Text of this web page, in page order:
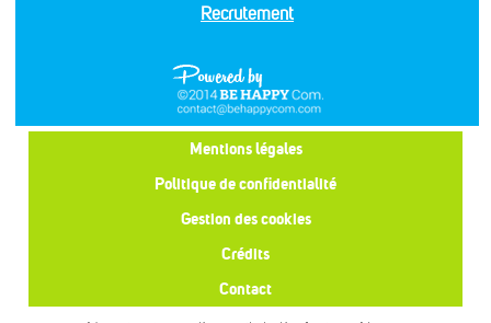
Recrutement
Mentions légales
Politique de confidentialité
Gestion des cookies
Crédits
Contact